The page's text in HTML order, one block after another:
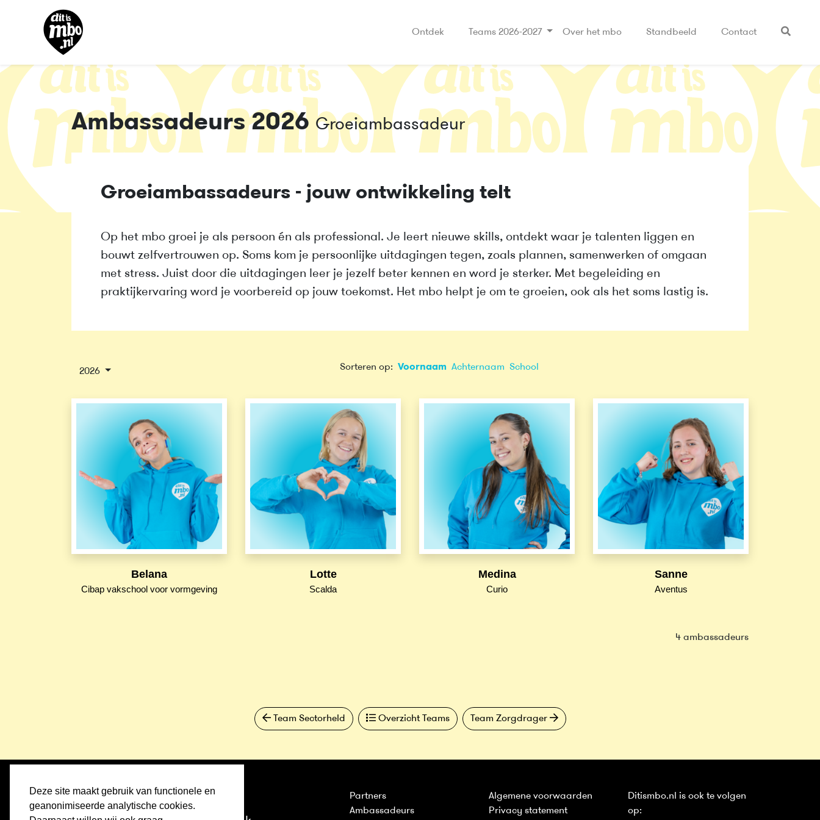
Deze site maakt gebruik van functionele en
geanonimiseerde analytische cookies.
Ontdek Teams 2026-2027 Over het mbo Standbeeld Contact
Ambassadeurs 2026 Groeiambassadeur
Groeiambassadeurs - jouw ontwikkeling telt
Op het mbo groei je als persoon én als professional. Je leert nieuwe skills, ontdekt waar je talenten liggen en
bouwt zelfvertrouwen op. Soms kom je persoonlijke uitdagingen tegen, zoals plannen, samenwerken of omgaan
met stress. Juist door die uitdagingen leer je jezelf beter kennen en word je sterker. Met begeleiding en
praktijkervaring word je voorbereid op jouw toekomst. Het mbo helpt je om te groeien, ook als het soms lastig is.
2026 Sorteren op: Voornaam Achternaam School
Belana
Cibap vakschool voor vormgeving
Lotte
Scalda
Medina
Curio
Sanne
Aventus
4 ambassadeurs
Team Sectorheld Overzicht Teams Team Zorgdrager
Home
Partners
Ambassadeurs
Algemene voorwaarden
Privacy statement
Ditismbo.nl is ook te volgen
op: